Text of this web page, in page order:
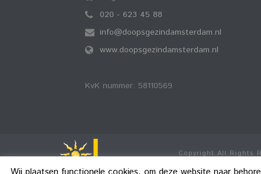
020 - 623 45 88
info@doopsgezindamsterdam.nl
www.doopsgezindamsterdam.nl
KvK nummer: 58110569
Copyright All Rights